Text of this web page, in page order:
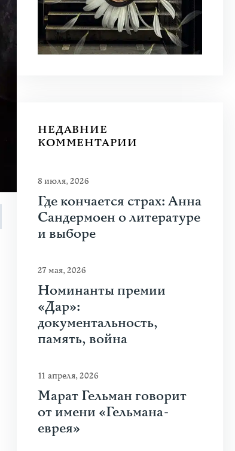
НЕДАВНИЕ
КОММЕНТАРИИ
8 июля, 2026
Где кончается страх: Анна
Сандермоен о литературе
и выборе
27 мая, 2026
Номинанты премии
«Дар»:
документальность,
память, война
11 апреля, 2026
Марат Гельман говорит
от имени «Гельмана-
еврея»